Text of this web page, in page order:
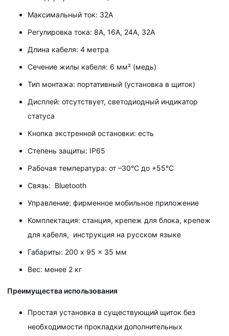
Максимальный ток: 32А
Регулировка тока: 8А, 16А, 24А, 32А
Длина кабеля: 4 метра
Сечение жилы кабеля: 6 мм² (медь)
Тип монтажа: портативный (установка в щиток)
Дисплей: отсутствует, светодиодный индикатор
статуса
Кнопка экстренной остановки: есть
Степень защиты: IP65
Рабочая температура: от –30°C до +55°C
Связь: Bluetooth
Управление: фирменное мобильное приложение
Комплектация: станция, крепеж для блока, крепеж
для кабеля, инструкция на русском языке
Габариты: 200 x 95 x 35 мм
Вес: менее 2 кг
Преимущества использования
Простая установка в существующий щиток без
необходимости прокладки дополнительных